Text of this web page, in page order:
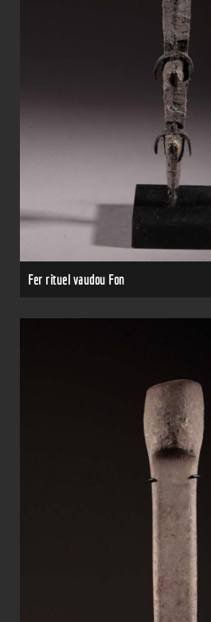
Fer rituel vaudou Fon